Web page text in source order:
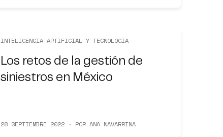
INTELIGENCIA ARTIFICIAL Y TECNOLOGÍA
Los retos de la gestión de
siniestros en México
28 SEPTIEMBRE 2022 · POR ANA NAVARRINA